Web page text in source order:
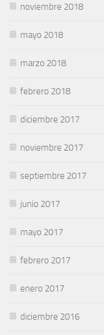
noviembre 2018
mayo 2018
marzo 2018
febrero 2018
diciembre 2017
noviembre 2017
septiembre 2017
junio 2017
mayo 2017
febrero 2017
enero 2017
diciembre 2016